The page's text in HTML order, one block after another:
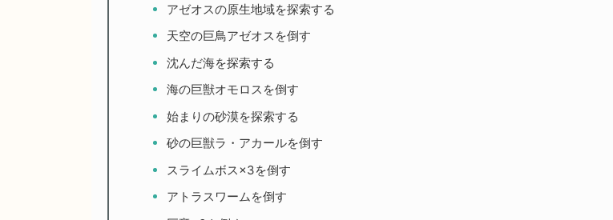
アゼオスの原生地域を探索する
天空の巨鳥アゼオスを倒す
沈んだ海を探索する
海の巨獣オモロスを倒す
始まりの砂漠を探索する
砂の巨獣ラ・アカールを倒す
スライムボス×3を倒す
アトラスワームを倒す